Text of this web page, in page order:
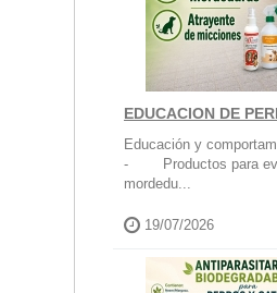
EDUCACION DE
Educación y
- Productos para
mordedu...
19/07/2026